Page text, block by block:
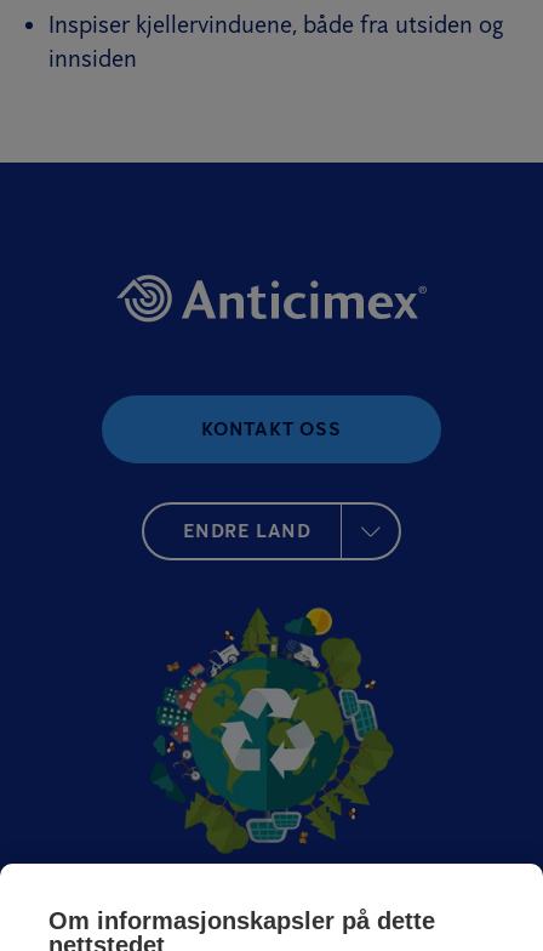
Inspiser kjellervinduene, både fra utsiden og
innsiden
KONTAKT OSS
ENDRE LAND
Om informasjonskapsler på dette
nettstedet